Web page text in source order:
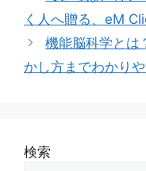
リ
ー
く人へ贈る、eM
機能脳科学とは
かし方までわかり
検索